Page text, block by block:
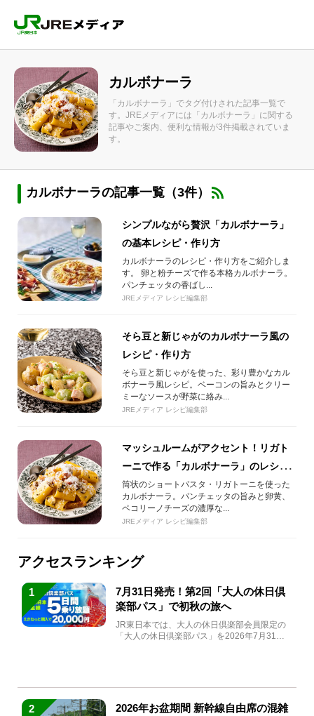
カルボナーラ
「カルボナーラ」でタグ付けされた記事一覧で
す。JREメディアには「カルボナーラ」に関する
記事やご案内、便利な情報が3件掲載されていま
す。
カルボナーラの記事一覧（3件）
シンプルながら贅沢「カルボナーラ」
の基本レシピ・作り方
カルボナーラのレシピ・作り方をご紹介しま
す。 卵と粉チーズで作る本格カルボナーラ。
パンチェッタの香ばし...
JREメディア レシピ編集部
そら豆と新じゃがのカルボナーラ風の
レシピ・作り方
そら豆と新じゃがを使った、彩り豊かなカル
ボナーラ風レシピ。ベーコンの旨みとクリー
ミーなソースが野菜に絡み...
JREメディア レシピ編集部
マッシュルームがアクセント！リガト
ーニで作る「カルボナーラ」のレシ
ピ・作り方
筒状のショートパスタ・リガトーニを使った
カルボナーラ。パンチェッタの旨みと卵黄、
ペコリーノチーズの濃厚な...
JREメディア レシピ編集部
アクセスランキング
1
7月31日発売！第2回「大人の休日倶
楽部パス」で初秋の旅へ
JR東日本では、大人の休日倶楽部会員限定の
「大人の休日倶楽部パス」を2026年7月31日
2
2026年お盆期間 新幹線自由席の混雑